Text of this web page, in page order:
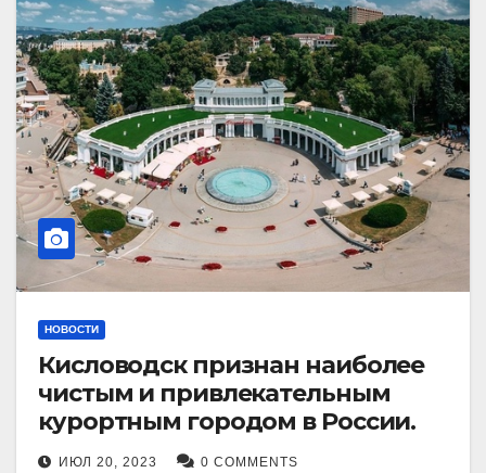
НОВОСТИ
Кисловодск признан наиболее
чистым и привлекательным
курортным городом в России.
ИЮЛ 20, 2023 0 COMMENTS